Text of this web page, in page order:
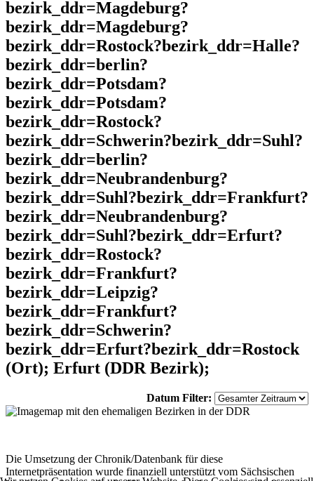
bezirk_ddr=Magdeburg?
bezirk_ddr=Magdeburg?
bezirk_ddr=Rostock?bezirk_ddr=Halle?
bezirk_ddr=berlin?
bezirk_ddr=Potsdam?
bezirk_ddr=Potsdam?
bezirk_ddr=Rostock?
bezirk_ddr=Schwerin?bezirk_ddr=Suhl?
bezirk_ddr=berlin?
bezirk_ddr=Neubrandenburg?
bezirk_ddr=Suhl?bezirk_ddr=Frankfurt?
bezirk_ddr=Neubrandenburg?
bezirk_ddr=Suhl?bezirk_ddr=Erfurt?
bezirk_ddr=Rostock?
bezirk_ddr=Frankfurt?
bezirk_ddr=Leipzig?
bezirk_ddr=Frankfurt?
bezirk_ddr=Schwerin?
bezirk_ddr=Erfurt?bezirk_ddr=Rostock
(Ort); Erfurt (DDR Bezirk);
Datum Filter:
Die Umsetzung der Chronik/Datenbank für diese
Internetpräsentation wurde finanziell unterstützt vom Sächsischen